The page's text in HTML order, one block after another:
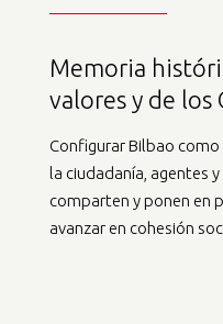
Memoria
valores y de los
Configurar Bilbao
la ciudadanía, agentes
comparten y ponen en
avanzar en cohesión